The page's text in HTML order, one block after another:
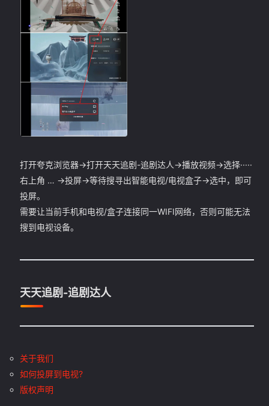
打开夸克浏览器->打开天天追剧-追剧达人->播放视频->选择·····
右上角 … ->投屏->等待搜寻出智能电视/电视盒子->选中，即可
投屏。
需要让当前手机和电视/盒子连接同一WIFI网络，否则可能无法
搜到电视设备。
天天追剧-追剧达人
关于我们
如何投屏到电视?
版权声明